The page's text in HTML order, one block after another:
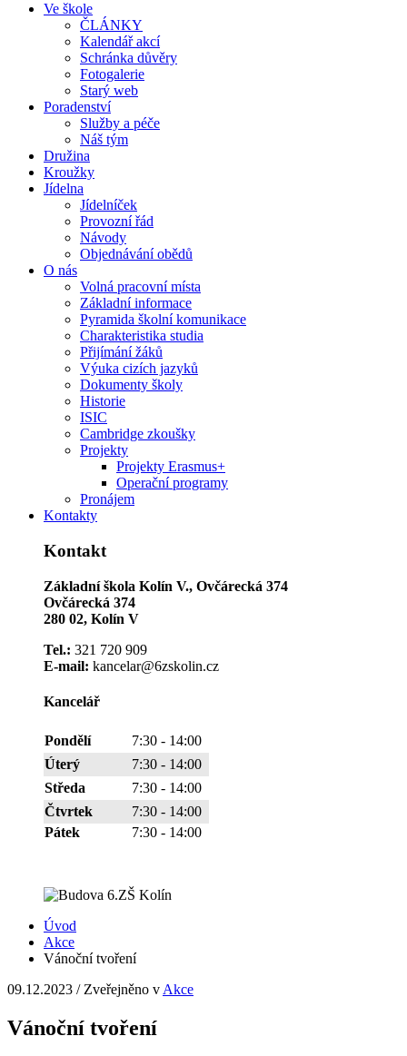
Ve škole
ČLÁNKY
Kalendář akcí
Schránka důvěry
Fotogalerie
Starý web
Poradenství
Služby a péče
Náš tým
Družina
Kroužky
Jídelna
Jídelníček
Provozní řád
Návody
Objednávání obědů
O nás
Volná pracovní místa
Základní informace
Pyramida školní komunikace
Charakteristika studia
Přijímání žáků
Výuka cizích jazyků
Dokumenty školy
Historie
ISIC
Cambridge zkoušky
Projekty
Projekty Erasmus+
Operační programy
Pronájem
Kontakty
Kontakt
Základní škola Kolín V., Ovčárecká 374
Ovčárecká 374
280 02, Kolín V
Tel.: 321 720 909
E-mail: kancelar@6zskolin.cz
Kancelář
Pondělí
7:30 - 14:00
Úterý
7:30 - 14:00
Středa
7:30 - 14:00
Čtvrtek
7:30 - 14:00
Pátek
7:30 - 14:00
Úvod
Akce
Vánoční tvoření
09.12.2023 / Zveřejněno v Akce
Vánoční tvoření